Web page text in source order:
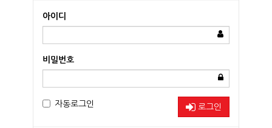
아이디
비밀번호
자동로그인 로그인